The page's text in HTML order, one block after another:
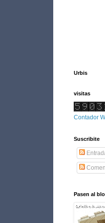
Urbis
visitas
Contador
Suscribite
Pasen al